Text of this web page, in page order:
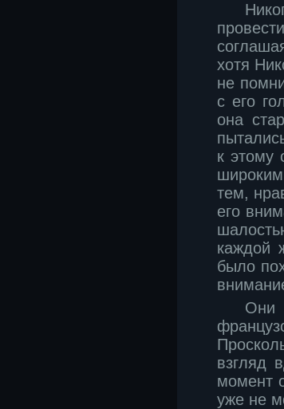
хотя
не
с его
она
к этому
тем,
его
каждой
было
Они
взгляд
момент
уже не